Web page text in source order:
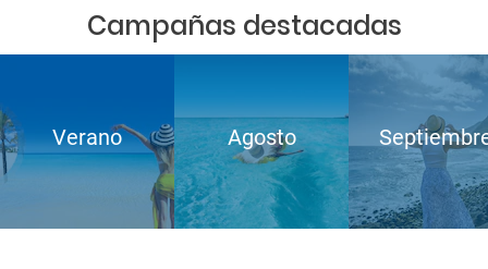
Campañas destacadas
Verano Agosto